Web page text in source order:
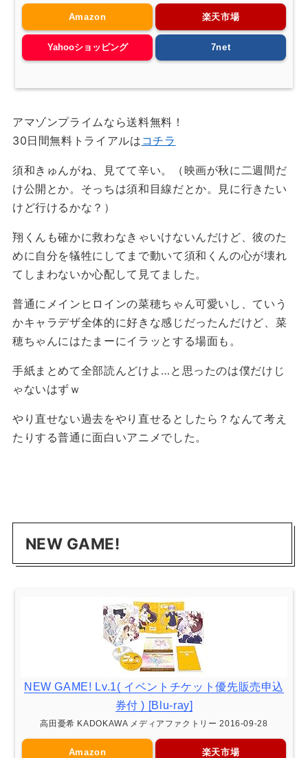
Amazon 楽天市場
Yahooショッピング 7net
アマゾンプライムなら送料無料！
30日間無料トライアルは コチラ
須和きゅんがね、見てて辛い。（映画が秋に二週間だ
け公開とか。そっちは須和目線だとか。見に行きたい
けど行けるかな？）
翔くんも確かに救わなきゃいけないんだけど、彼のた
めに自分を犠牲にしてまで動いて須和くんの心が壊れ
てしまわないか心配して見てました。
普通にメインヒロインの菜穂ちゃん可愛いし、ていう
かキャラデザ全体的に好きな感じだったんだけど、菜
穂ちゃんにはたまーにイラッとする場面も。
手紙まとめて全部読んどけよ…と思ったのは僕だけじ
ゃないはずｗ
やり直せない過去をやり直せるとしたら？なんて考え
たりする普通に面白いアニメでした。
NEW GAME!
NEW GAME! Lv.1( イベントチケット優先販売申込
券付 ) [Blu-ray]
高田憂希 KADOKAWA メディアファクトリー 2016-09-28
Amazon 楽天市場